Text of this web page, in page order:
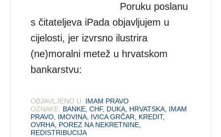
Poruku poslanu
s čitateljeva iPada objavljujem u
cijelosti, jer izvrsno ilustrira
(ne)moralni metež u hrvatskom
bankarstvu:
OBJAVLJENO U: IMAM PRAVO
OZNAKE: BANKE ,CHF, DUKA HRVATSKA IMAM
PRAVO IMOVINA IVICA GRČAR KREDIT,
OVRHA POREZ NA NEKRETNINE
REDISTRIBUCIJA